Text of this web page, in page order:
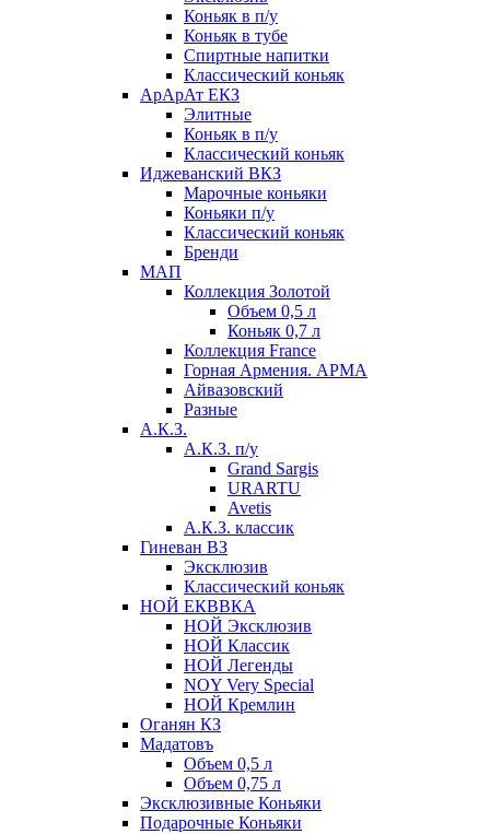
Коньяк в п/у
Коньяк в тубе
Спиртные напитки
Классический коньяк
АрАрАт ЕКЗ
Элитные
Коньяк в п/у
Классический коньяк
Иджеванский ВКЗ
Марочные коньяки
Коньяки п/у
Классический коньяк
Бренди
МАП
Коллекция Золотой
Объем 0,5 л
Коньяк 0,7 л
Коллекция France
Горная Армения. АРМА
Айвазовский
Разные
А.К.З.
А.К.З. п/у
Grand Sargis
URARTU
Avetis
А.К.З. классик
Гиневан ВЗ
Эксклюзив
Классический коньяк
НОЙ ЕКВВКА
НОЙ Эксклюзив
НОЙ Классик
НОЙ Легенды
NOY Very Speсial
НОЙ Кремлин
Оганян КЗ
Мадатовъ
Объем 0,5 л
Объем 0,75 л
Эксклюзивные Коньяки
Подарочные Коньяки